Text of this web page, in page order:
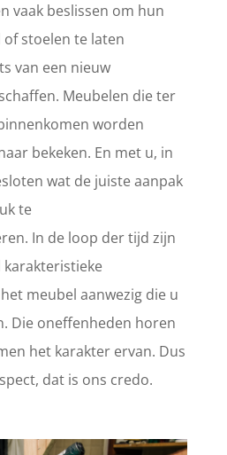
vaak beslissen om hun
stoelen te laten
van een nieuw
Meubelen die ter
worden
bekeken. En met u, in
wat de juiste aanpak
te
In de loop der tijd zijn
karakteristieke
meubel aanwezig die u
Die oneffenheden horen
het karakter ervan. Dus
dat is ons credo.